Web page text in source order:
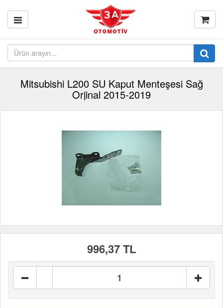
Mitsubishi L200 SU Kaput Menteşesi Sağ
Orjinal 2015-2019
996,37 TL